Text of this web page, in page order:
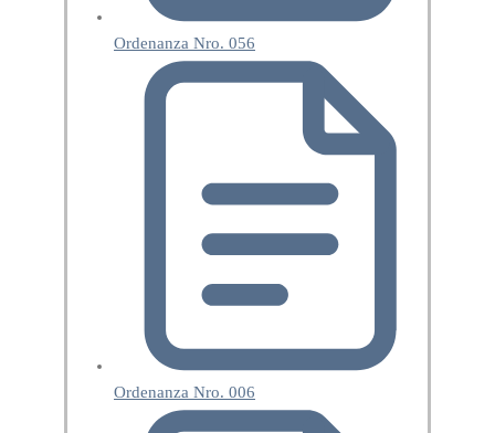
Ordenanza Nro. 056
Ordenanza Nro. 006